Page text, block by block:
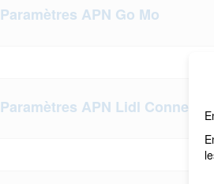
Paramètres APN Go Mo
Paramètres APN Lidl Connect